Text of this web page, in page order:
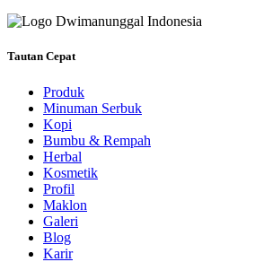
Tautan Cepat
Produk
Minuman Serbuk
Kopi
Bumbu & Rempah
Herbal
Kosmetik
Profil
Maklon
Galeri
Blog
Karir